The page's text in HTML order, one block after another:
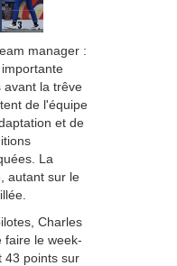
manager :
avant la trêve
de l'équipe
et de
La
autant sur le
Charles
faire le week-
43 points sur